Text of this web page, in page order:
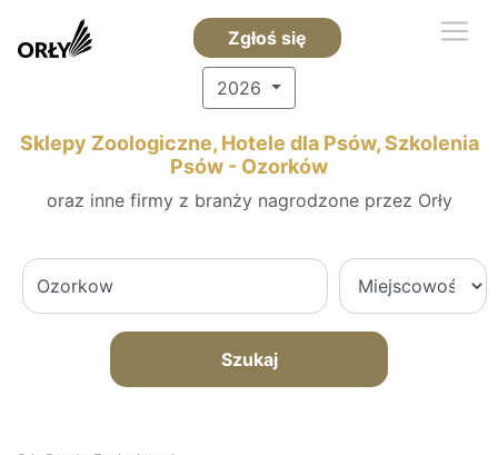
Zgłoś się
2026
Sklepy Zoologiczne, Hotele dla Psów, Szkolenia
Psów - Ozorków
oraz inne firmy z branży nagrodzone przez Orły
Szukaj